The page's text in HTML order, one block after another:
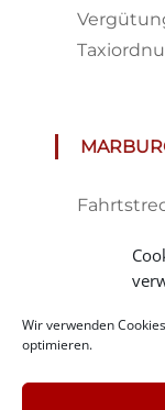
Wir verwenden
optimieren.
Tickets